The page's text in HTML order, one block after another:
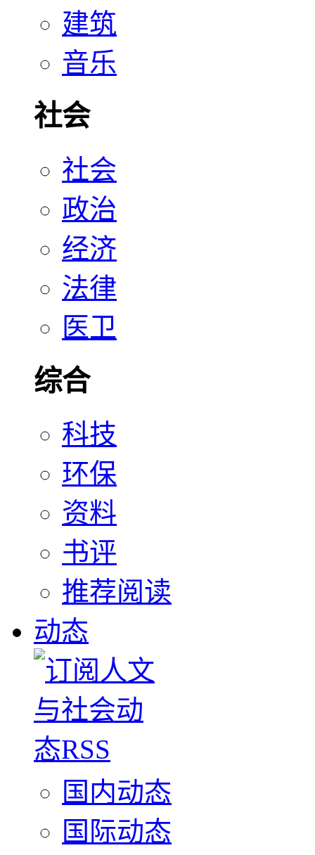
建筑
音乐
社会
社会
政治
经济
法律
医卫
综合
科技
环保
资料
书评
推荐阅读
动态
国内动态
国际动态